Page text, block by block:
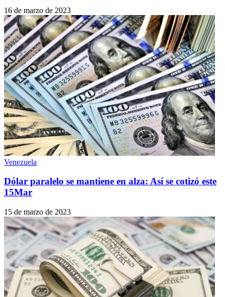
16 de marzo de 2023
Venezuela
Dólar paralelo se mantiene en alza: Así se cotizó este
15Mar
15 de marzo de 2023